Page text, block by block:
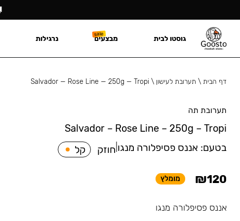
דף הבית\ תערובת לעישון \
Salvador — Rose Line — 250g — Tropi
תערובת תה
Salvador – Rose Line – 250g – Tropi
בטעם: אננס פסיפלורה מנגו חוזק קל
₪120 מומלץ
אננס פסיפלורה מנגו
גוסטו לבית מבצעים נרגילות